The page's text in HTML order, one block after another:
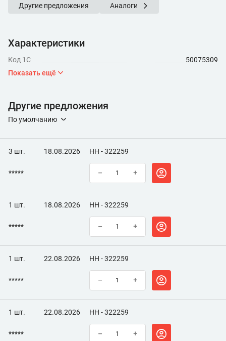
Другие предложения Аналоги
Характеристики
Код 1С
50075309
Показать ещё
Другие предложения
По умолчанию
3 шт. 18.08.2026 НН - 322259
***** – +
1 шт. 18.08.2026 НН - 322259
***** – +
1 шт. 22.08.2026 НН - 322259
***** – +
1 шт. 22.08.2026 НН - 322259
***** – +